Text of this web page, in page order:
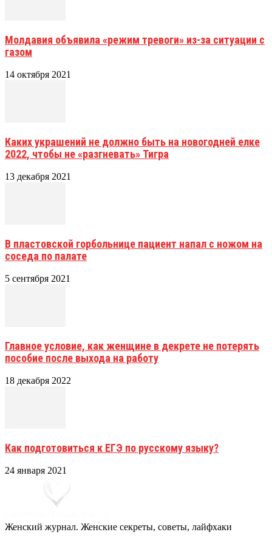
Молдавия объявила «режим тревоги» из-за ситуации с
газом
14 октября 2021
Каких украшений не должно быть на новогодней елке
2022, чтобы не «разгневать» Тигра
13 декабря 2021
В пластовской горбольнице пациент напал с ножом на
соседа по палате
5 сентября 2021
Главное условие, как женщине в декрете не потерять
пособие после выхода на работу
18 декабря 2022
Как подготовиться к ЕГЭ по русскому языку?
24 января 2021
Женский журнал. Женские секреты, советы, лайфхаки